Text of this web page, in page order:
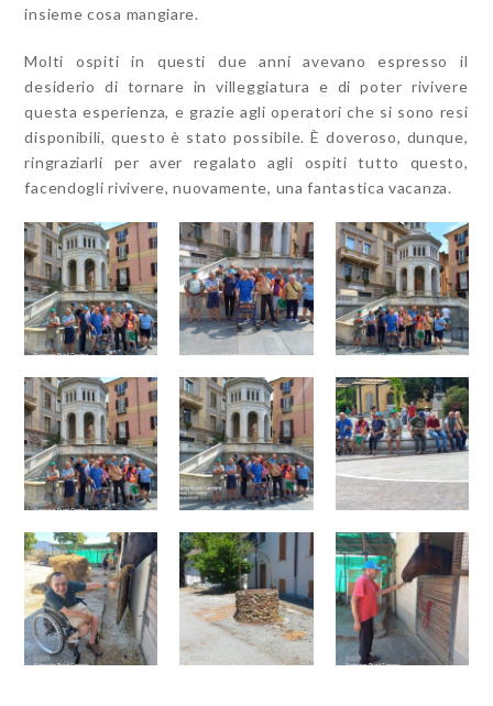
insieme cosa mangiare.
Molti ospiti in questi due anni avevano espresso il
desiderio di tornare in villeggiatura e di poter rivivere
questa esperienza, e grazie agli operatori che si sono resi
disponibili, questo è stato possibile. È doveroso, dunque,
ringraziarli per aver regalato agli ospiti tutto questo,
facendogli rivivere, nuovamente, una fantastica vacanza.